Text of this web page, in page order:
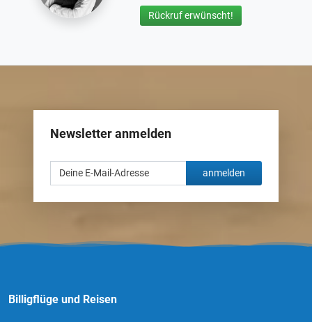
Rückruf erwünscht!
Newsletter anmelden
anmelden
Billigflüge und Reisen